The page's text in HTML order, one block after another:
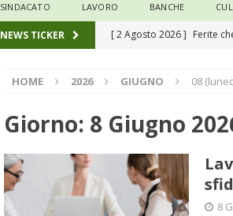
SINDACATO LAVORO BANCHE
NEWS TICKER [ 2 Agosto 2026 ] Ferite
[ 29 Luglio 2026 ]
Marche:
la media nazionale
[ 28 Luglio 2026 ]
debiti sono più leggeri
[ 26 Luglio 2026 ]
HOME 2026 GIUGNO 08
Giorno: 8 Giugno
8